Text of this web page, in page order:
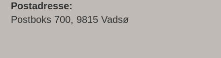
Postadresse:
Postboks 700, 9815 Vadsø